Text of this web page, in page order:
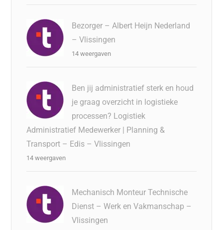
Bezorger – Albert Heijn Nederland
– Vlissingen
14 weergaven
Ben jij administratief sterk en houd
je graag overzicht in logistieke
processen? Logistiek
Administratief Medewerker | Planning &
Transport – Edis – Vlissingen
14 weergaven
Mechanisch Monteur Technische
Dienst – Werk en Vakmanschap –
Vlissingen